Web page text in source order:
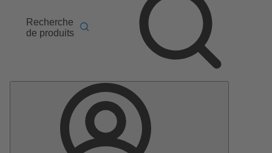
Recherche
de produits